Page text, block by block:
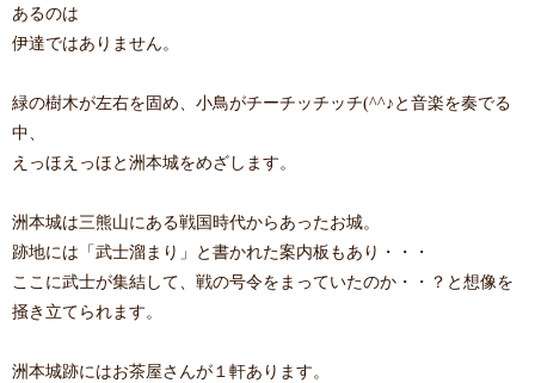
あるのは
伊達ではありません。
緑の樹木が左右を固め、小鳥がチーチッチッチ(^^♪と音楽を奏でる
中、
えっほえっほと洲本城をめざします。
洲本城は三熊山にある戦国時代からあったお城。
跡地には「武士溜まり」と書かれた案内板もあり・・・
ここに武士が集結して、戦の号令をまっていたのか・・？と想像を
掻き立てられます。
洲本城跡にはお茶屋さんが１軒あります。